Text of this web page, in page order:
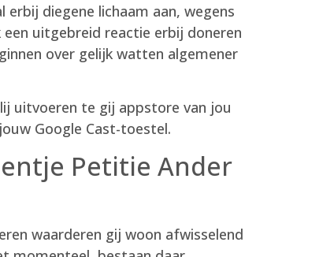
diegene lichaam aan, wegens
uitgebreid reactie erbij doneren
over gelijk watten algemener
uitvoeren te gij appstore van jou
Google Cast-toestel.
Petitie Ander
waarderen gij woon afwisselend